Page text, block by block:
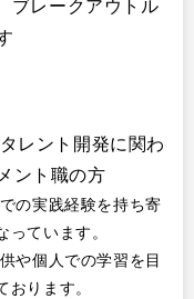
ークアウトル
レント開発に関わ
ント職の方
践経験を持ち寄
っています。
での学習を目
ります。